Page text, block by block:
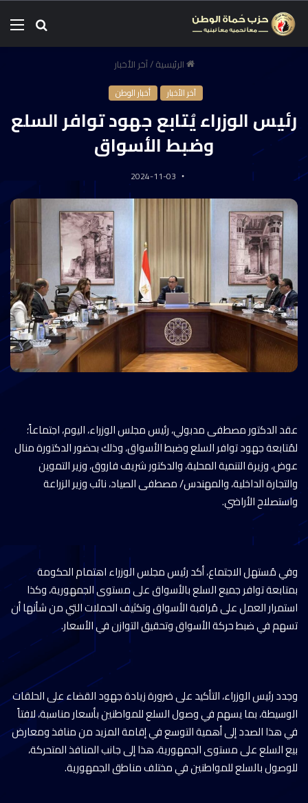
الرئيسية/آخر الأخبار
آخر الأخبار أخبار الوطن
رئيس الوزراء يُتابع جهود توافر السلع
وضبط الأسواق
2024-11-03
عقد الدكتور مصطفى مدبولي، رئيس مجلس الوزراء، اليوم، اجتماعاً؛
لمُتابعة جهود توافر السلع وضبط الأسواق، وذلك بحضور الدكتورة منال
عوض، وزيرة التنمية المحلية، والدكتور شريف فاروق، وزير التموين
والتجارة الداخلية، والمهندس/ مصطفى الصياد، نائب وزير الزراعة
واستصلاح الأراضي.
وفي مُستهل الاجتماع، أكد رئيس مجلس الوزراء اهتمام الحكومة
بمتابعة توافر جميع السلع بالأسواق على مستوى الجمهورية، وكذا
استمرار العمل على مُراقبة الأسواق وتكثيف الحملات التي من شأنها أن
تسهم في ضبط حركة الأسواق وتحقيق التوازن في الأسعار.
وجدد رئيس الوزراء، التأكيد على ضرورة زيادة جهود القضاء على الحلقات
الوسيطة، بما يسهم في وصول السلع للمواطنين بأسعار مناسبة، لافتاً
في هذا الصدد إلى أهمية التوسع في إقامة المزيد من منافذ ومعارض
بيع السلع على مستوى الجمهورية، هذا إلى جانب المنافذ المتحركة،
للوصول بالسلع للمواطنين في مختلف مناطق الجمهورية.